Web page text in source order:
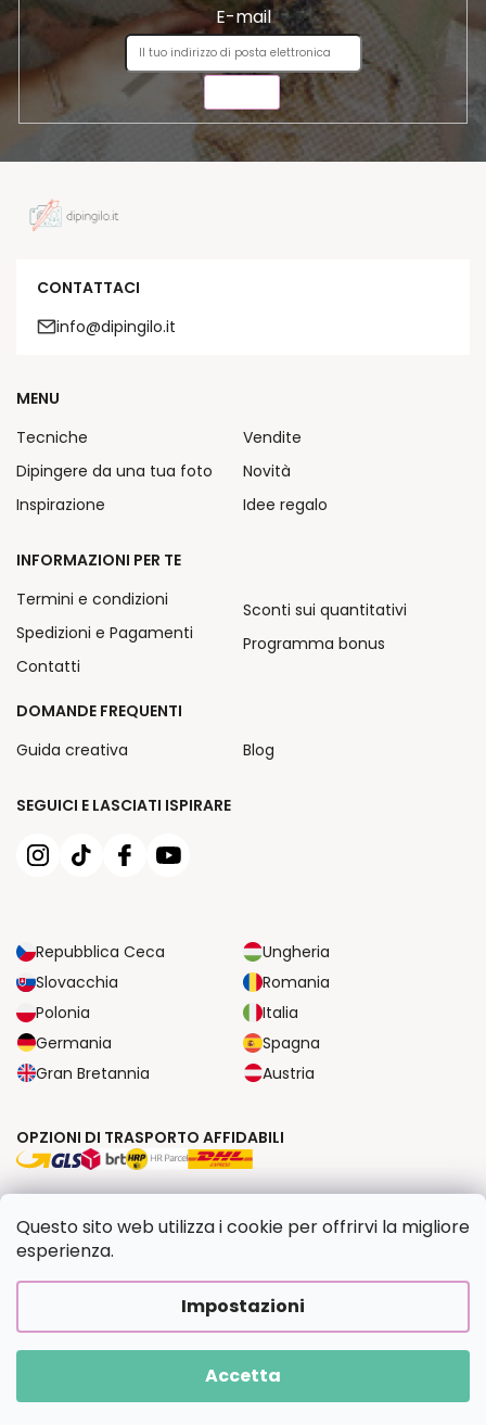
Questo sito web utilizza i cookie per offrirvi la migliore
esperienza.
Impostazioni
Accetta
E-mail
CONTATTACI
info@dipingilo.it
SEGUICI E LASCIATI ISPIRARE
Repubblica Ceca
Ungheria
Slovacchia
Romania
Polonia
Italia
Germania
Spagna
Gran Bretannia
Austria
MENU
Tecniche
Dipingere da una tua foto
Inspirazione
Vendite
Novità
Idee regalo
INFORMAZIONI PER TE
Termini e condizioni
Spedizioni e Pagamenti
Contatti
Sconti sui quantitativi
Programma bonus
DOMANDE FREQUENTI
Guida creativa
Blog
OPZIONI DI TRASPORTO AFFIDABILI
Creato da Shoptet Premium|UpraviloFV STUDIO
Copyright 2026 Dipingilo.it . Tutti i diritti riservati.